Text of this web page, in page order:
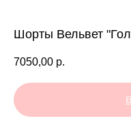
Шорты Вельвет
7050,00 р.